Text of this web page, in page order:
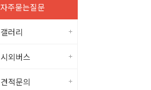
자주묻는질문
갤러리
시외버스
견적문의